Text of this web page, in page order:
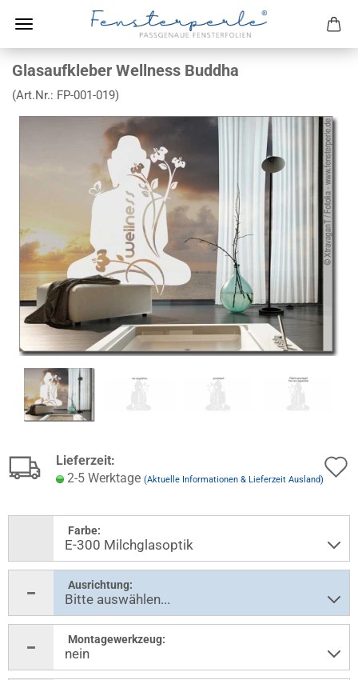
Glasaufkleber Wellness Buddha
(Art.Nr.: FP-001-019)
Lieferzeit:
2-5 Werktage (Aktuelle Informationen & Lieferzeit Ausland)
Farbe:
Ausrichtung:
Montagewerkzeug: